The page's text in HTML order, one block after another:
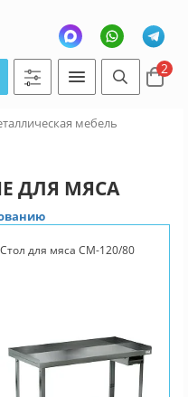
2
мебель
ДЛЯ МЯСА
Стол для мяса СМ-120/80